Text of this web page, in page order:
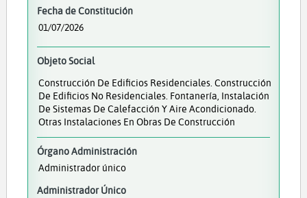
Fecha de Constitución
01/07/2026
Objeto Social
Construcción De Edificios Residenciales. Construcción
De Edificios No Residenciales. Fontanería, Instalación
De Sistemas De Calefacción Y Aire Acondicionado.
Otras Instalaciones En Obras De Construcción
Órgano Administración
Administrador único
Administrador Único